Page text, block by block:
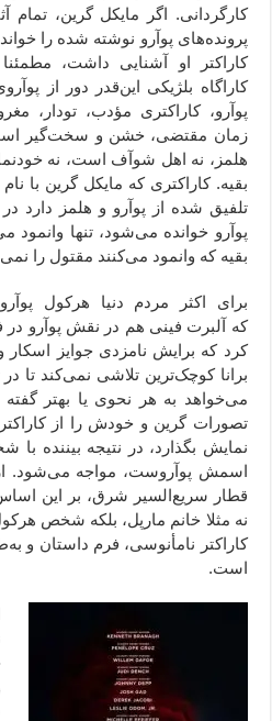
کارگردانی. اگر مایکل گرین، تمام
پرونده‌های پوآرو نوشته شده را
کاراکتر او آشنایی داشت،
کاراگاه بلژیکی این‌قدر دور از
پوآرو، کاراکتری مؤدب، تودار،
زمان مقتضی، خشن و سخت‌گیر
هلمز، نه اهل شوآف است، نه
بقیه. کاراکتری که مایکل گرین با
تلفیق شده از پوآرو و هلمز دارد
پوآرو خوانده می‌شود، تنها
بقیه که وانمود می‌کنند مقتول را
برای اکثر مردم دنیا هرکول
که آلبرت فینی هم در نقش پوآرو در
کرد که برایش نامزدی جوایز اسکار
برانا کوچک‌ترین تلاشی نمی‌کند تا در
می‌خواهد به هر نحوی یا بهتر
تصورات گرین و خودش را از
نمایش بگذارد، در نتیجه بیننده
اسمش پوآروست، مواجه می‌شود.
قطار سریع‌السیر شرق، بر این
نه مثلا خانم مارپل، بلکه شخص
کاراکتر نامأنوسی، فرم داستان و
است.